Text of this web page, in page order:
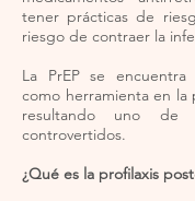
tener prácticas de
riesgo de contraer la
La PrEP se
como herramienta en la
resultando uno de
controvertidos.
¿Qué es la profilaxis